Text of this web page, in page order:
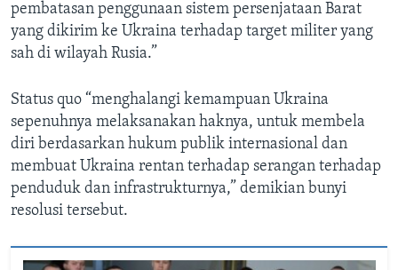
pembatasan penggunaan sistem persenjataan Barat
yang dikirim ke Ukraina terhadap target militer yang
sah di wilayah Rusia.”
Status quo “menghalangi kemampuan Ukraina
sepenuhnya melaksanakan haknya, untuk membela
diri berdasarkan hukum publik internasional dan
membuat Ukraina rentan terhadap serangan terhadap
penduduk dan infrastrukturnya,” demikian bunyi
resolusi tersebut.